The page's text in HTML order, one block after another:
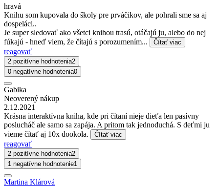
hravá
Knihu som kupovala do školy pre prváčikov, ale pohrali sme sa aj
dospeláci..
Je super sledovať ako všetci knihou trasú, otáčajú ju, alebo do nej
fúkajú - hneď viem, že čítajú s porozumením...
Čítať viac
reagovať
2 pozitívne hodnotenia2
0 negatívne hodnotenia0
Gabika
Neoverený nákup
2.12.2021
Krásna interaktívna kniha, kde pri čítaní nieje dieťa len pasívny
poslucháč ale samo sa zapája. A pritom tak jednoduchá. S deťmi ju
vieme čítať aj 10x dookola.
Čítať viac
reagovať
2 pozitívne hodnotenia2
1 negatívne hodnotenie1
Martina Klárová